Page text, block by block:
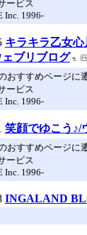
ービス
Inc. 1996-
キラキラ乙女
ブリブログ
おすすめページに
ービス
Inc. 1996-
笑顔でゆこう♪/
おすすめページに
ービス
Inc. 1996-
INGALAND